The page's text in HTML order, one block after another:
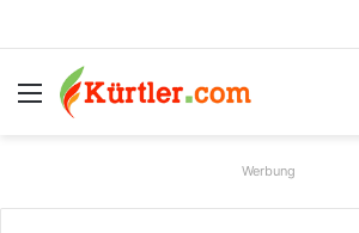
Menü
Werbung